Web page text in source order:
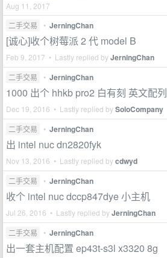
Aug 11, 2017
二手交易
• JerningChan
[诚心]收个树莓派 2 代 model B
Feb 9, 2017 • Lastly replied byJerningChan
二手交易 • JerningChan
1000 出个 hhkb pro2 白有刻 英文配列
Dec 19, 2016 • Lastly replied bySoloCompany
二手交易 • JerningChan
出 intel nuc dn2820fyk
Nov 13, 2016 • Lastly replied bycdwyd
二手交易 • JerningChan
收个 intel nuc dccp847dye 小主机
Jul 26, 2016 • Lastly replied byJerningChan
二手交易 • JerningChan
出一套主机配置 ep43t-s3l x3320 8g